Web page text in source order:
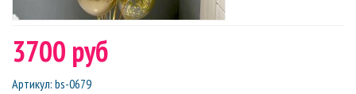
3700 руб
Артикул: bs-0679